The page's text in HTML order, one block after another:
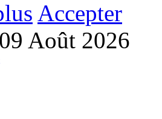
Accepter
Août 2026